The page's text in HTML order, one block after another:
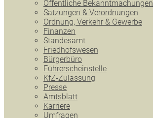
Öffentliche Bekanntmachungen
Satzungen & Verordnungen
Ordnung, Verkehr & Gewerbe
Finanzen
Standesamt
Friedhofswesen
Bürgerbüro
Führerscheinstelle
KfZ-Zulassung
Presse
Amtsblatt
Karriere
Umfragen